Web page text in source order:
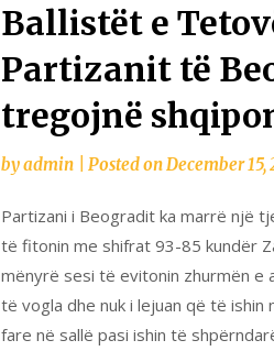
Ballistët e
Partizanit të
tregojnë
byadmin Posted onDecember 15,
Partizani i Beogradit ka marrë një
të fitonin me shifrat 93-85 kundër
mënyrë sesi të evitonin zhurmën
të vogla dhe nuk i lejuan që të
fare në sallë pasi ishin të